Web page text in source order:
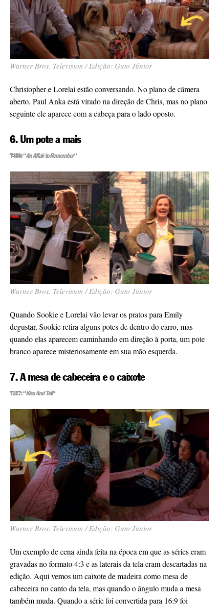
Warner Bros. Television / Edição: Guto Júnior
Christopher e Lorelai estão conversando. No plano de câmera
aberto, Paul Anka está virado na direção de Chris, mas no plano
seguinte ele aparece com a cabeça para o lado oposto.
6. Um pote a mais
T4E6: “An Affair to Remember“
Warner Bros. Television / Edição: Guto Júnior
Quando Sookie e Lorelai vão levar os pratos para Emily
degustar, Sookie retira alguns potes de dentro do carro, mas
quando elas aparecem caminhando em direção à porta, um pote
branco aparece misteriosamente em sua mão esquerda.
7. A mesa de cabeceira e o caixote
T1E7: “Kiss And Tell“
Warner Bros. Television / Edição: Guto Júnior
Um exemplo de cena ainda feita na época em que as séries eram
gravadas no formato 4:3 e as laterais da tela eram descartadas na
edição. Aqui vemos um caixote de madeira como mesa de
cabeceira no canto da tela, mas quando o ângulo muda a mesa
também muda. Quando a série foi convertida para 16:9 foi